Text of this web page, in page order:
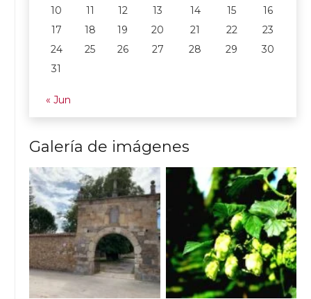
10
11 12 13 14 15
16
17
18 19 20 21 22
23
24
25 26 27 28 29
30
31
« Jun
Galería de imágenes